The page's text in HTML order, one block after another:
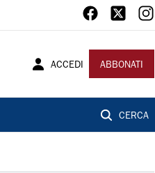
ACCEDI ABBONATI
CERCA